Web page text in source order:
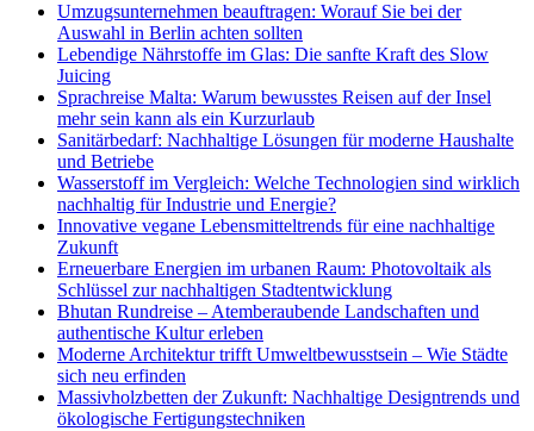
Umzugsunternehmen beauftragen: Worauf Sie bei der
Auswahl in Berlin achten sollten
Lebendige Nährstoffe im Glas: Die sanfte Kraft des Slow
Juicing
Sprachreise Malta: Warum bewusstes Reisen auf der Insel
mehr sein kann als ein Kurzurlaub
Sanitärbedarf: Nachhaltige Lösungen für moderne Haushalte
und Betriebe
Wasserstoff im Vergleich: Welche Technologien sind wirklich
nachhaltig für Industrie und Energie?
Innovative vegane Lebensmitteltrends für eine nachhaltige
Zukunft
Erneuerbare Energien im urbanen Raum: Photovoltaik als
Schlüssel zur nachhaltigen Stadtentwicklung
Bhutan Rundreise – Atemberaubende Landschaften und
authentische Kultur erleben
Moderne Architektur trifft Umweltbewusstsein – Wie Städte
sich neu erfinden
Massivholzbetten der Zukunft: Nachhaltige Designtrends und
ökologische Fertigungstechniken